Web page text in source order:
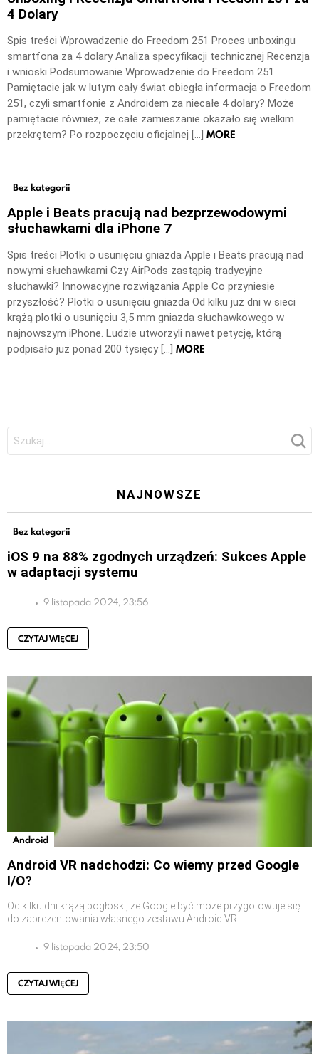
4 Dolary
Spis treści Wprowadzenie do Freedom 251 Proces unboxingu
smartfona za 4 dolary Analiza specyfikacji technicznej Recenzja
i wnioski Podsumowanie Wprowadzenie do Freedom 251
Pamiętacie jak w lutym cały świat obiegła informacja o Freedom
251, czyli smartfonie z Androidem za niecałe 4 dolary? Może
pamiętacie również, że całe zamieszanie okazało się wielkim
przekrętem? Po rozpoczęciu oficjalnej […] MORE
Bez kategorii
Apple i Beats pracują nad bezprzewodowymi
słuchawkami dla iPhone 7
Spis treści Plotki o usunięciu gniazda Apple i Beats pracują nad
nowymi słuchawkami Czy AirPods zastąpią tradycyjne
słuchawki? Innowacyjne rozwiązania Apple Co przyniesie
przyszłość? Plotki o usunięciu gniazda Od kilku już dni w sieci
krążą plotki o usunięciu 3,5 mm gniazda słuchawkowego w
najnowszym iPhone. Ludzie utworzyli nawet petycję, którą
podpisało już ponad 200 tysięcy […] MORE
Szukaj:
NAJNOWSZE
Bez kategorii
iOS 9 na 88% zgodnych urządzeń: Sukces Apple
w adaptacji systemu
9 listopada 2024, 23:56
CZYTAJ WIĘCEJ
Android
Android VR nadchodzi: Co wiemy przed Google
I/O?
Od kilku dni krążą pogłoski, że Google być może przygotowuje się
do zaprezentowania własnego zestawu Android VR
9 listopada 2024, 23:50
CZYTAJ WIĘCEJ